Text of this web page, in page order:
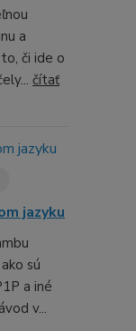
a
či ide o
čítať
jazyku
sú
a iné
v...